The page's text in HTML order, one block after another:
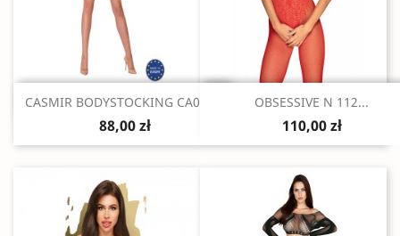
Szybki podgląd
CASMIR BODYSTOCKING CA003...
88,00 zł
Szybki podgląd
OBSESSIVE N 112...
110,00 zł